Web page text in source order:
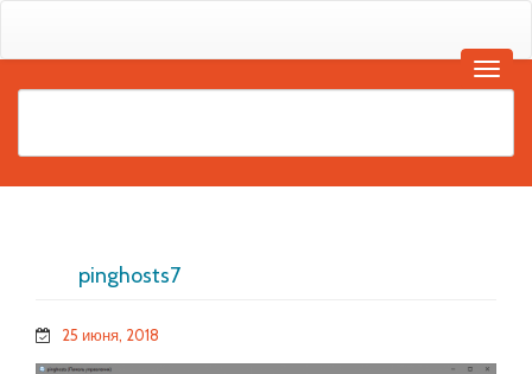
pinghosts7
25 июня, 2018